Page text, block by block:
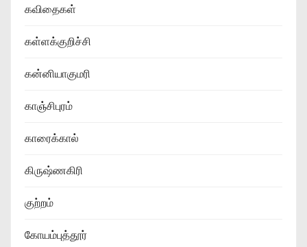
கவிதைகள்
கள்ளக்குறிச்சி
கன்னியாகுமரி
காஞ்சிபுரம்
காரைக்கால்
கிருஷ்ணகிரி
குற்றம்
கோயம்புத்தூர்